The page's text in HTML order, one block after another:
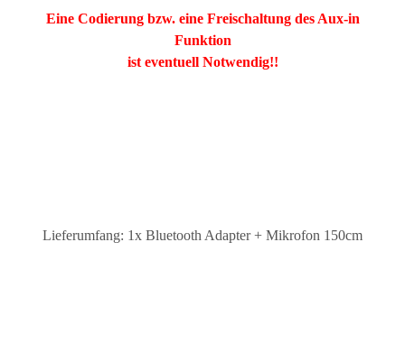
Eine Codierung bzw. eine Freischaltung des Aux-in
Funktion
ist eventuell Notwendig!!
Lieferumfang: 1x Bluetooth Adapter + Mikrofon 150cm